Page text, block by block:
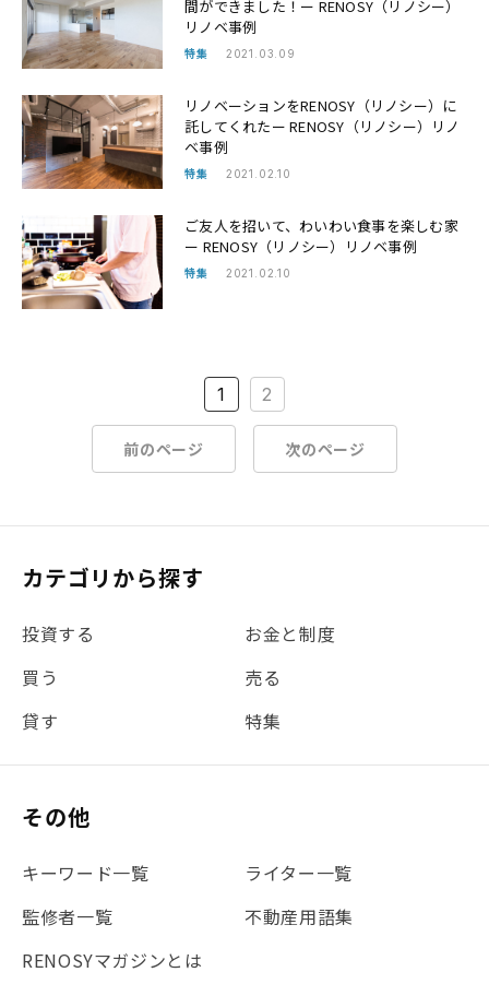
間ができました！ー RENOSY（リノシー）
リノベ事例
特集 2021.03.09
リノベーションをRENOSY（リノシー）に
託してくれたー RENOSY（リノシー）リノ
ベ事例
特集 2021.02.10
ご友人を招いて、わいわい食事を楽しむ家
ー RENOSY（リノシー）リノベ事例
特集 2021.02.10
1 2
前のページ 次のページ
カテゴリから探す
投資する
お金と制度
買う
売る
貸す
特集
その他
キーワード一覧
ライター一覧
監修者一覧
不動産用語集
RENOSYマガジンとは